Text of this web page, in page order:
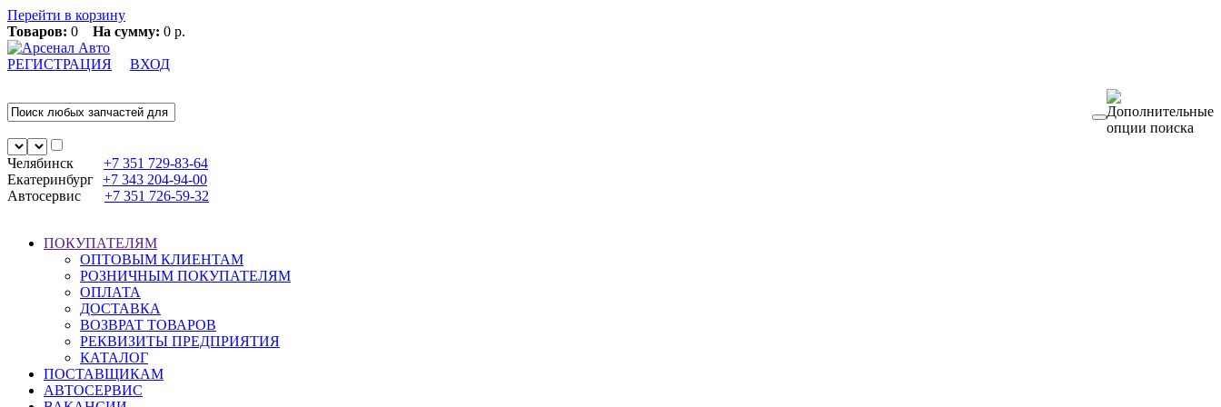
Перейти в корзину
Товаров: 0 На сумму: 0 р.
РЕГИСТРАЦИЯ ВХОД
Челябинск +7 351 729-83-64
Екатеринбург +7 343 204-94-00
Автосервис
+7 351 726-59-32
ПОКУПАТЕЛЯМ
ОПТОВЫМ КЛИЕНТАМ
РОЗНИЧНЫМ ПОКУПАТЕЛЯМ
ОПЛАТА
ДОСТАВКА
ВОЗВРАТ ТОВАРОВ
РЕКВИЗИТЫ ПРЕДПРИЯТИЯ
КАТАЛОГ
ПОСТАВЩИКАМ
АВТОСЕРВИС